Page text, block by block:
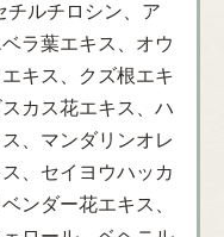
チルチロシン、ア
ラ葉エキス、オウ
キス、クズ根エキ
カス花エキス、ハ
、マンダリンオレ
、セイヨウハッカ
ンダー花エキス、